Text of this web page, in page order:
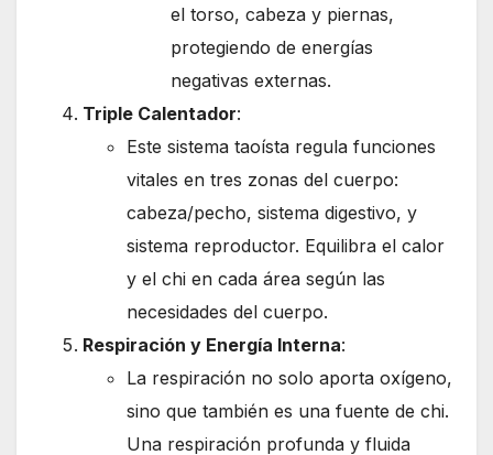
el torso, cabeza y piernas,
protegiendo de energías
negativas externas.
Triple Calentador:
Este sistema taoísta regula funciones
vitales en tres zonas del cuerpo:
cabeza/pecho, sistema digestivo, y
sistema reproductor. Equilibra el calor
y el chi en cada área según las
necesidades del cuerpo.
Respiración y Energía Interna:
La respiración no solo aporta oxígeno,
sino que también es una fuente de chi.
Una respiración profunda y fluida